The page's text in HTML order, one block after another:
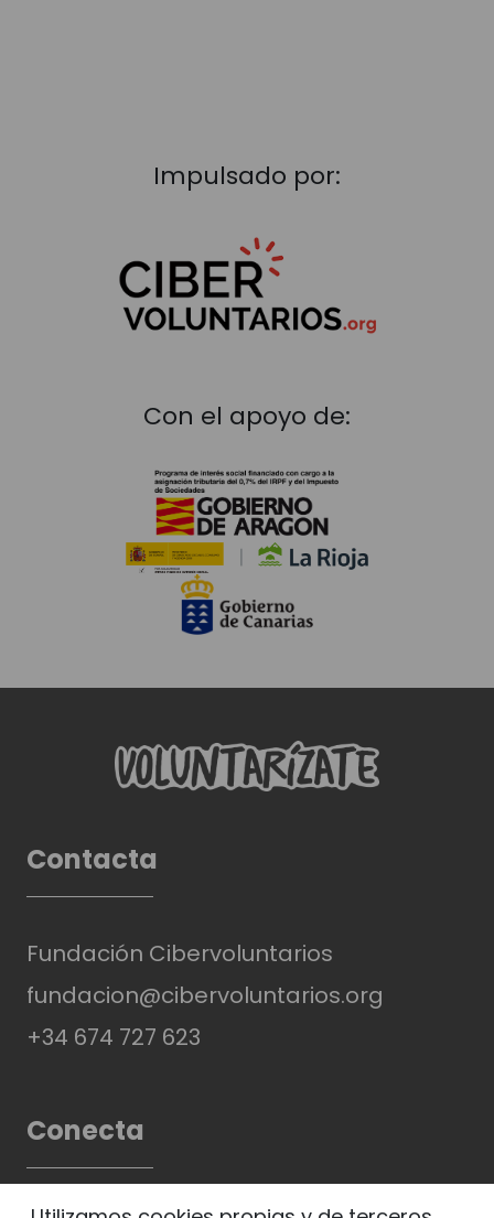
Impulsado por:
Con el apoyo de:
Contacta
Fundación Cibervoluntarios
fundacion@cibervoluntarios.org
+34 674 727 623
Conecta